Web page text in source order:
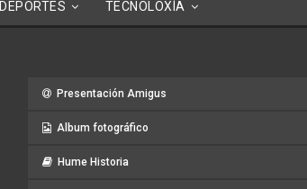
DEPORTES TECNOLOXÍA
Presentación Amigus
Album fotográfico
Hume Historia